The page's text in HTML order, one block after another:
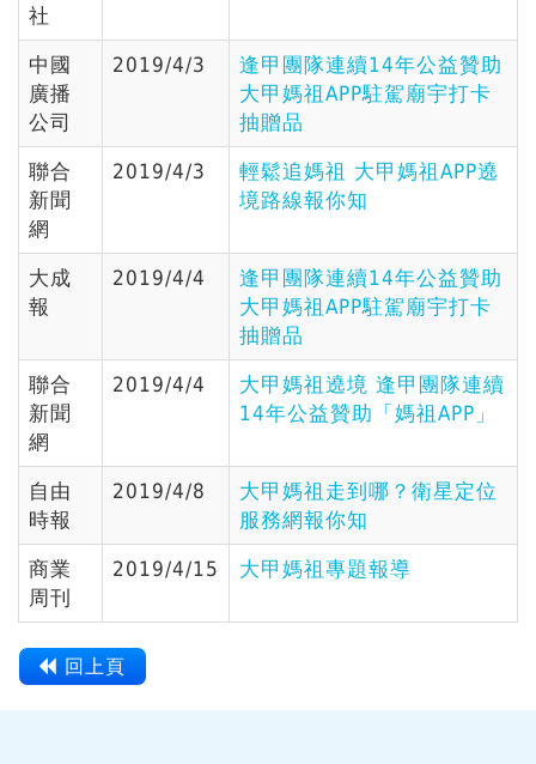
社
中國
廣播
公司
2019/4/3
逢甲團隊連續14年公益贊助
大甲媽祖APP駐駕廟宇打卡
抽贈品
聯合
新聞
網
2019/4/3
輕鬆追媽祖 大甲媽祖APP遶
境路線報你知
大成
報
2019/4/4
逢甲團隊連續14年公益贊助
大甲媽祖APP駐駕廟宇打卡
抽贈品
聯合
新聞
網
2019/4/4
大甲媽祖遶境 逢甲團隊連續
14年公益贊助「媽祖APP」
自由
時報
2019/4/8
大甲媽祖走到哪？衛星定位
服務網報你知
商業
周刊
2019/4/15 大甲媽祖專題報導
回上頁